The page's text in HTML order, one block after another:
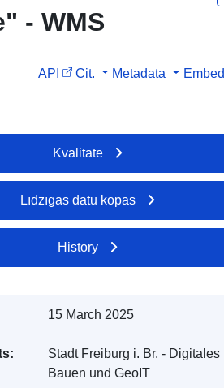
- WMS
API Cit. Metadata Embed
Kvalitāte
Līdzīgas datu kopas
History
15 March 2025
Stadt Freiburg i. Br. - Digitales
Bauen und GeoIT